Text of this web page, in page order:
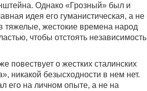
Однако «Грозный» был и
идея его гуманистическая, а не
тяжелые, жестокие времена народ
чтобы отстоять независимость
повествует о жестких сталинских
никакой безысходности в нем нет.
его на личном опыте, а не на